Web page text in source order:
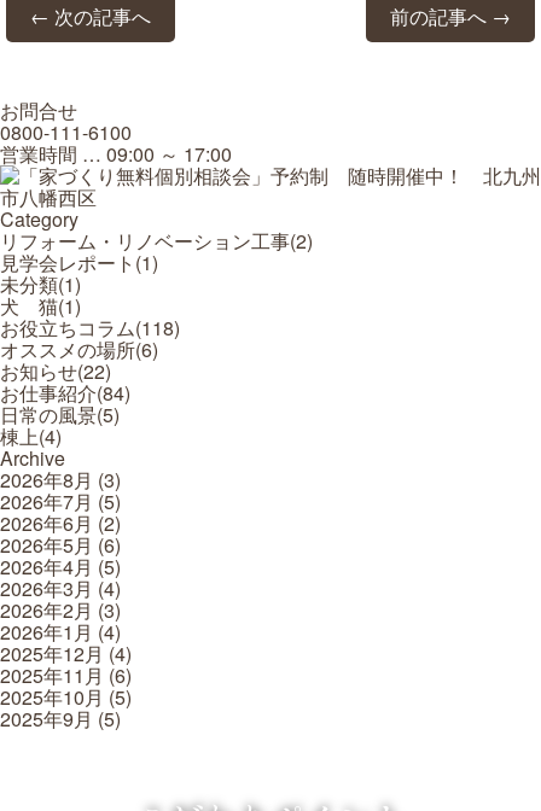
← 次の記事へ 前の記事へ →
お問合せ
0800-111-6100
営業時間 … 09:00 ～ 17:00
Category
リフォーム・リノベーション工事(2)
見学会レポート(1)
未分類(1)
犬 猫(1)
お役立ちコラム(118)
オススメの場所(6)
お知らせ(22)
お仕事紹介(84)
日常の風景(5)
棟上(4)
Archive
2026年8月 (3)
2026年7月 (5)
2026年6月 (2)
2026年5月 (6)
2026年4月 (5)
2026年3月 (4)
2026年2月 (3)
2026年1月 (4)
2025年12月 (4)
2025年11月 (6)
2025年10月 (5)
2025年9月 (5)